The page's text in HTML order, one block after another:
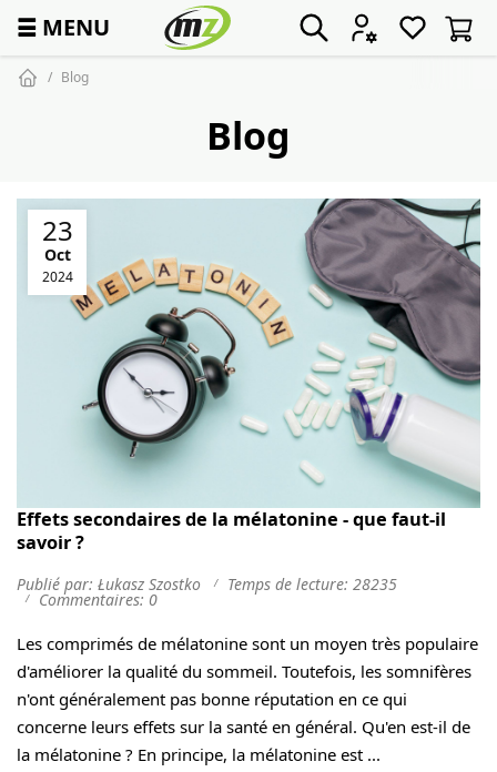
☰ MENU
Blog
Blog
Effets secondaires de la mélatonine - que faut-il
savoir ?
23
Oct
2024
Publié par: Łukasz Szostko
Temps de lecture: 28235
Commentaires: 0
Les comprimés de mélatonine sont un moyen très populaire
d'améliorer la qualité du sommeil. Toutefois, les somnifères
n'ont généralement pas bonne réputation en ce qui
concerne leurs effets sur la santé en général. Qu'en est-il de
la mélatonine ? En principe, la mélatonine est ...